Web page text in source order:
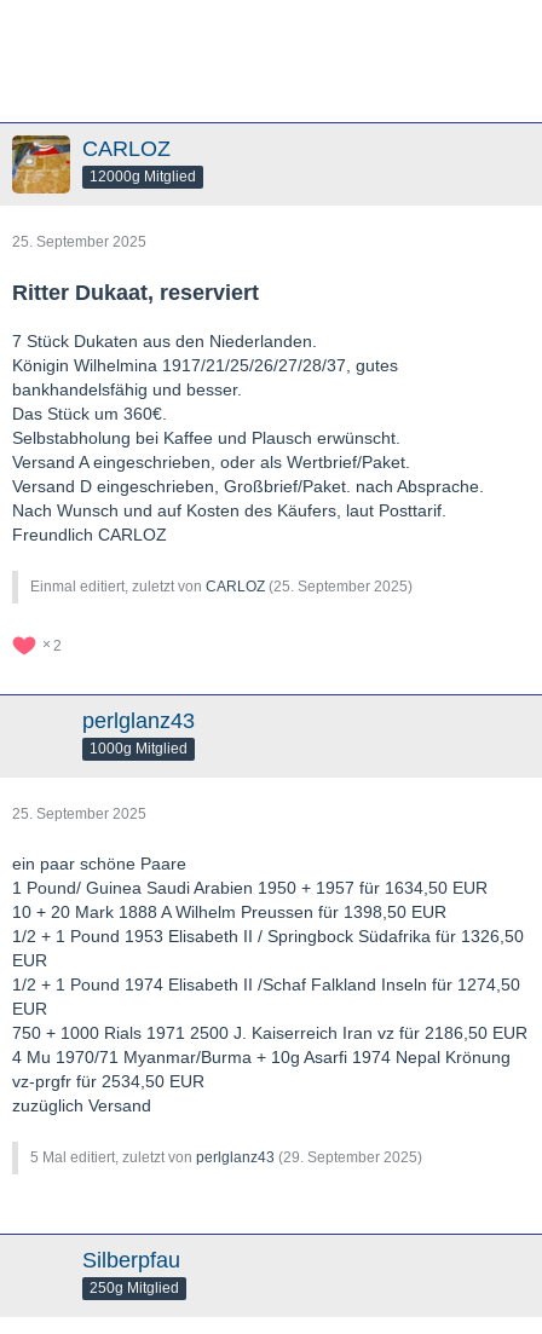
CARLOZ
12000g Mitglied
25. September 2025
Ritter Dukaat, reserviert
7 Stück Dukaten aus den Niederlanden.
Königin Wilhelmina 1917/21/25/26/27/28/37, gutes
bankhandelsfähig und besser.
Das Stück um 360€.
Selbstabholung bei Kaffee und Plausch erwünscht.
Versand A eingeschrieben, oder als Wertbrief/Paket.
Versand D eingeschrieben, Großbrief/Paket. nach Absprache.
Nach Wunsch und auf Kosten des Käufers, laut Posttarif.
Freundlich CARLOZ
Einmal editiert, zuletzt von CARLOZ (25. September 2025)
2
perlglanz43
1000g Mitglied
25. September 2025
ein paar schöne Paare
1 Pound/ Guinea Saudi Arabien 1950 + 1957 für 1634,50 EUR
10 + 20 Mark 1888 A Wilhelm Preussen für 1398,50 EUR
1/2 + 1 Pound 1953 Elisabeth II / Springbock Südafrika für 1326,50
EUR
1/2 + 1 Pound 1974 Elisabeth II /Schaf Falkland Inseln für 1274,50
EUR
750 + 1000 Rials 1971 2500 J. Kaiserreich Iran vz für 2186,50 EUR
4 Mu 1970/71 Myanmar/Burma + 10g Asarfi 1974 Nepal Krönung
vz-prgfr für 2534,50 EUR
zuzüglich Versand
5 Mal editiert, zuletzt von perlglanz43 (29. September 2025)
Silberpfau
250g Mitglied